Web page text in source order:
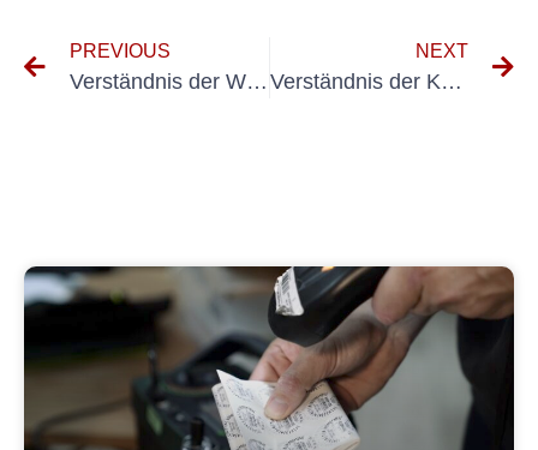
PREVIOUS
Verständnis der Wichtigkeit von UVV mehrfung für Sachkundiger in Deutschland
NEXT
Verständnis der Kosten der UVV -Inspektion für Gabelstapler